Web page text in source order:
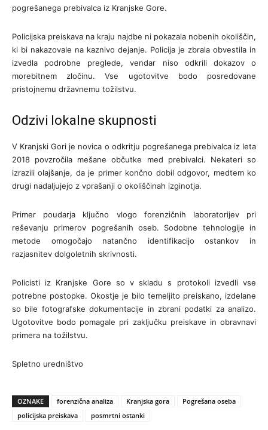
pogrešanega prebivalca iz Kranjske Gore.
Policijska preiskava na kraju najdbe ni pokazala nobenih okoliščin,
ki bi nakazovale na kaznivo dejanje. Policija je zbrala obvestila in
izvedla podrobne preglede, vendar niso odkrili dokazov o
morebitnem zločinu. Vse ugotovitve bodo posredovane
pristojnemu državnemu tožilstvu.
Odzivi lokalne skupnosti
V Kranjski Gori je novica o odkritju pogrešanega prebivalca iz leta
2018 povzročila mešane občutke med prebivalci. Nekateri so
izrazili olajšanje, da je primer končno dobil odgovor, medtem ko
drugi nadaljujejo z vprašanji o okoliščinah izginotja.
Primer poudarja ključno vlogo forenzičnih laboratorijev pri
reševanju primerov pogrešanih oseb. Sodobne tehnologije in
metode omogočajo natančno identifikacijo ostankov in
razjasnitev dolgoletnih skrivnosti.
Policisti iz Kranjske Gore so v skladu s protokoli izvedli vse
potrebne postopke. Okostje je bilo temeljito preiskano, izdelane
so bile fotografske dokumentacije in zbrani podatki za analizo.
Ugotovitve bodo pomagale pri zaključku preiskave in obravnavi
primera na tožilstvu.
Spletno uredništvo
OZNAKE forenzična analiza Kranjska gora
Pogrešana oseba
policijska preiskava
posmrtni ostanki